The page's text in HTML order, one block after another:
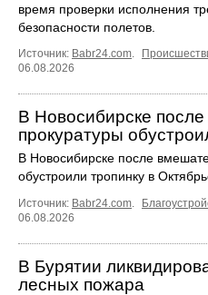
время проверки исполнения
безопасности полетов.
Источник: Babr24.com.
06.08.2026
В Новосибирске после
прокуратуры
В Новосибирске после
обустроили тропинку в
Источник: Babr24.com
06.08.2026
В Бурятии
лесных пожара